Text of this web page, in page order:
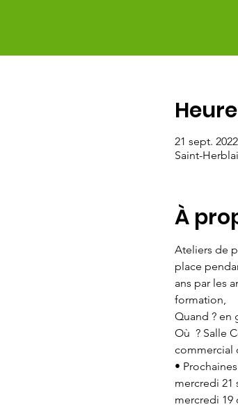
21 sept.
Saint-
À
Ateliers de
place
ans par les
formation,
Quand ? en
Où  ? Salle
commercial
•
mercredi 21
mercredi 19